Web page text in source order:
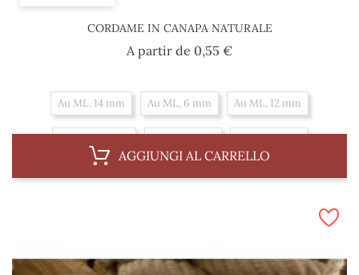
CORDAME IN CANAPA NATURALE
A partir de 0,55 €Prezzo
Au ML, 14 mm Au ML, 6 mm Au ML, 12 mm
Au ML, 36 mm Au ML, 4 mm Au ML, 10 mm
AGGIUNGI AL CARRELLO